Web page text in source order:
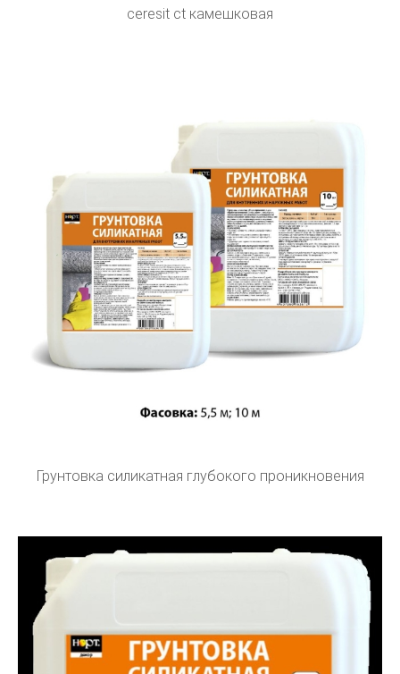
ceresit ct камешковая
Грунтовка силикатная глубокого проникновения